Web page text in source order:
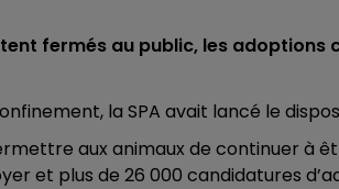
fermés au public, les
la SPA avait lancé le
aux animaux de continuer à
et plus de 26 000 candidatures